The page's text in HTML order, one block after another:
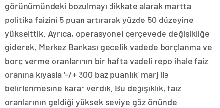
görünümündeki bozulmayı dikkate alarak martta
politika faizini 5 puan artırarak yüzde 50 düzeyine
yükselttik. Ayrıca, operasyonel çerçevede değişikliğe
giderek, Merkez Bankası gecelik vadede borçlanma ve
borç verme oranlarının bir hafta vadeli repo ihale faiz
oranına kıyasla ‘-/+ 300 baz puanlık’ marj ile
belirlenmesine karar verdik. Bu değişiklik, faiz
oranlarının geldiği yüksek seviye göz önünde